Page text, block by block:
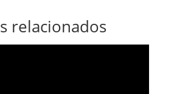
relacionados